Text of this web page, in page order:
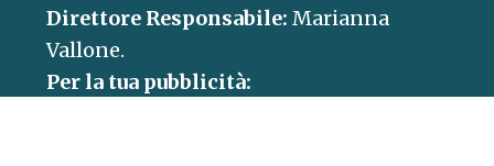
Direttore Responsabile: Marianna
Vallone.
Per la tua pubblicità: